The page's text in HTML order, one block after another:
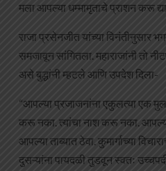
मला आपल्या धम्मामृताचे प्राशन करू
राजा प्रसेनजीत यांच्या विनंतीनुसार
समजावून सांगितला. महाराजांनी तो
असे बुद्धांनी म्हटले आणि उपदेश दिला-
“आपल्या प्रजाजनांना एकुलत्या एक
करू नका. त्यांचा नाश करू नका.
आपल्या ताब्यात ठेवा. कुमार्गाच्या
दुसऱ्यांना पायदळी तुडवून स्वतः